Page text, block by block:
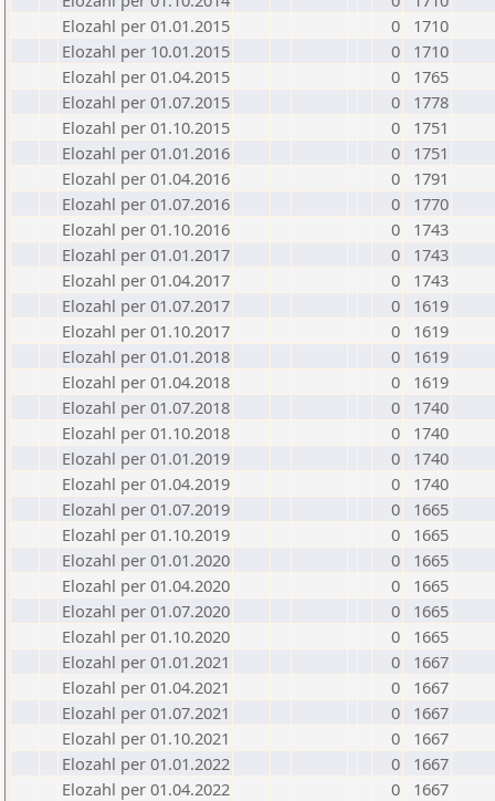
Elozahl per 01.01.2015
0
1710
Elozahl per 10.01.2015
0
1710
Elozahl per 01.04.2015
0
1765
Elozahl per 01.07.2015
0
1778
Elozahl per 01.10.2015
0
1751
Elozahl per 01.01.2016
0
1751
Elozahl per 01.04.2016
0
1791
Elozahl per 01.07.2016
0
1770
Elozahl per 01.10.2016
0
1743
Elozahl per 01.01.2017
0
1743
Elozahl per 01.04.2017
0
1743
Elozahl per 01.07.2017
0
1619
Elozahl per 01.10.2017
0
1619
Elozahl per 01.01.2018
0
1619
Elozahl per 01.04.2018
0
1619
Elozahl per 01.07.2018
0
1740
Elozahl per 01.10.2018
0
1740
Elozahl per 01.01.2019
0
1740
Elozahl per 01.04.2019
0
1740
Elozahl per 01.07.2019
0
1665
Elozahl per 01.10.2019
0
1665
Elozahl per 01.01.2020
0
1665
Elozahl per 01.04.2020
0
1665
Elozahl per 01.07.2020
0
1665
Elozahl per 01.10.2020
0
1665
Elozahl per 01.01.2021
0
1667
Elozahl per 01.04.2021
0
1667
Elozahl per 01.07.2021
0
1667
Elozahl per 01.10.2021
0
1667
Elozahl per 01.01.2022
0
1667
Elozahl per 01.04.2022
0
1667